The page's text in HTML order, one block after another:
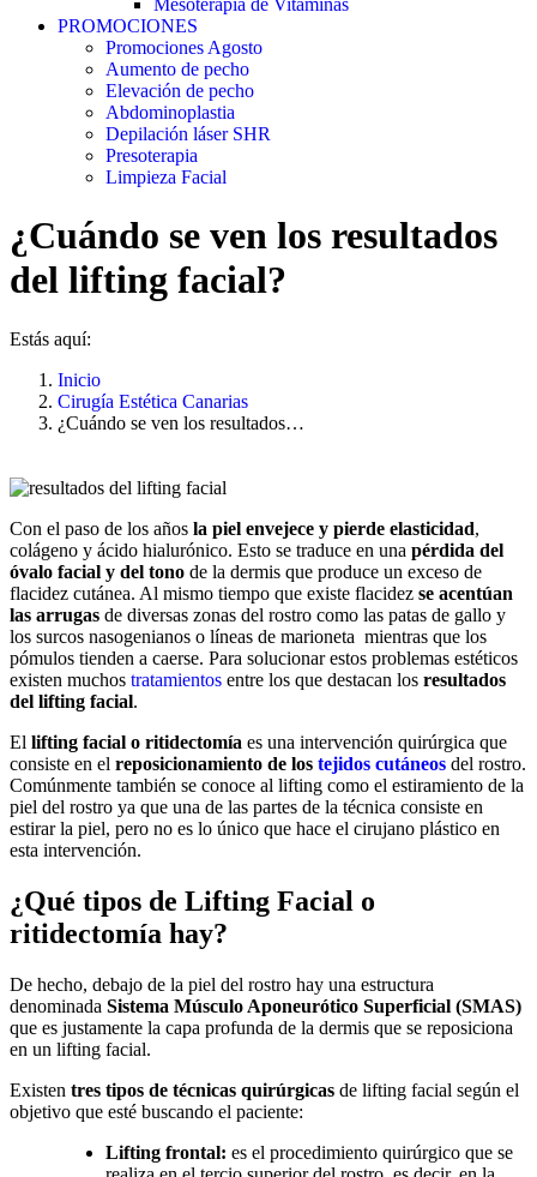
Mesoterapia de Vitaminas
PROMOCIONES
Promociones Agosto
Aumento de pecho
Elevación de pecho
Abdominoplastia
Depilación láser SHR
Presoterapia
Limpieza Facial
¿Cuándo se ven los resultados
del lifting facial?
Estás aquí:
Inicio
Cirugía Estética Canarias
¿Cuándo se ven los resultados…
Con el paso de los años la piel envejece y pierde elasticidad,
colágeno y ácido hialurónico. Esto se traduce en una pérdida del
óvalo facial y del tono de la dermis que produce un exceso de
flacidez cutánea. Al mismo tiempo que existe flacidez se acentúan
las arrugas de diversas zonas del rostro como las patas de gallo y
los surcos nasogenianos o líneas de marioneta mientras que los
pómulos tienden a caerse. Para solucionar estos problemas estéticos
existen muchos tratamientos entre los que destacan los resultados
del lifting facial.
El lifting facial o ritidectomía es una intervención quirúrgica que
consiste en el reposicionamiento de los tejidos cutáneos del rostro.
Comúnmente también se conoce al lifting como el estiramiento de la
piel del rostro ya que una de las partes de la técnica consiste en
estirar la piel, pero no es lo único que hace el cirujano plástico en
esta intervención.
¿Qué tipos de Lifting Facial o
ritidectomía hay?
De hecho, debajo de la piel del rostro hay una estructura
denominada Sistema Músculo Aponeurótico Superficial (SMAS)
que es justamente la capa profunda de la dermis que se reposiciona
en un lifting facial.
Existen tres tipos de técnicas quirúrgicas de lifting facial según el
objetivo que esté buscando el paciente:
Lifting frontal: es el procedimiento quirúrgico que se